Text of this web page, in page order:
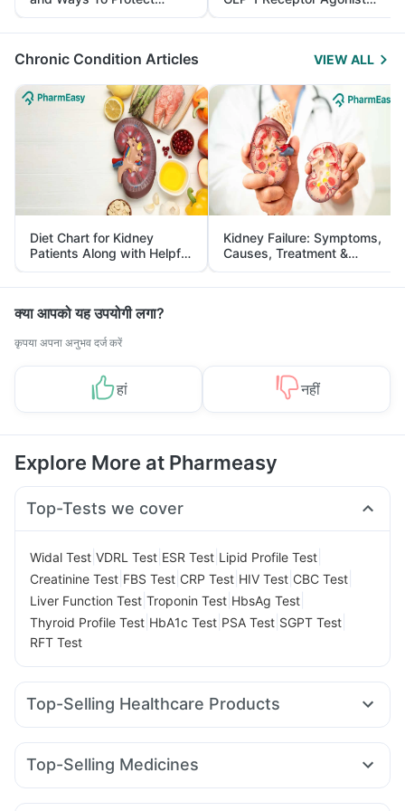
Yourself From It
and Its Role in Weight
Management
Chronic Condition Articles VIEW ALL
Diet Chart for Kidney
Patients Along with Helpful
Tips
Kidney Failure: Symptoms,
Causes, Treatment &
Prevention
क्या आपको यह उपयोगी लगा?
कृपया अपना अनुभव दर्ज करें
हां नहीं
Explore More at Pharmeasy
Top-Tests we cover
Widal Test VDRL Test ESR Test Lipid Profile Test
Creatinine Test FBS Test CRP Test HIV Test CBC Test
Liver Function Test Troponin Test HbsAg Test
Thyroid Profile Test HbA1c Test PSA Test SGPT Test
RFT Test
Top-Selling Healthcare Products
Prega News Pregnancy Test Kit Depura Vitamin D3
Himalaya Himcolin Gel I Pill Contraceptive Pill
Top-Selling Medicines
Amoxyclav 625 Mounjaro 7.5mg Yurpeak 5mg